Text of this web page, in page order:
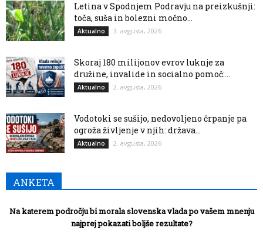
Letina v Spodnjem Podravju na preizkušnji:
toča, suša in bolezni močno...
Aktualno 3. avgusta, 2026
Skoraj 180 milijonov evrov luknje za
družine, invalide in socialno pomoč:...
Aktualno 2. avgusta, 2026
Vodotoki se sušijo, nedovoljeno črpanje pa
ogroža življenje v njih: država...
Aktualno 2. avgusta, 2026
ANKETA
Na katerem področju bi morala slovenska vlada po vašem mnenju
najprej pokazati boljše rezultate?